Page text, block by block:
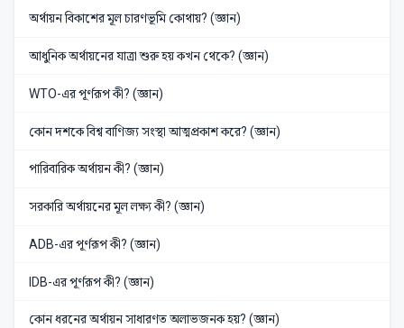
অর্থায়ন বিকাশের মূল চারণভূমি কোথায়? (জ্ঞান)
আধুনিক অর্থায়নের যাত্রা শুরু হয় কখন থেকে? (জ্ঞান)
WTO-এর পূর্ণরূপ কী? (জ্ঞান)
কোন দশকে বিশ্ব বাণিজ্য সংস্থা আত্মপ্রকাশ করে? (জ্ঞান)
পারিবারিক অর্থায়ন কী? (জ্ঞান)
সরকারি অর্থায়নের মূল লক্ষ্য কী? (জ্ঞান)
ADB-এর পূর্ণরূপ কী? (জ্ঞান)
IDB-এর পূর্ণরূপ কী? (জ্ঞান)
কোন ধরনের অর্থায়ন সাধারণত অলাভজনক হয়? (জ্ঞান)